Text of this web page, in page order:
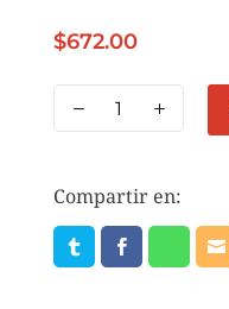
$672.00
MERMELADA
cantidad
Compartir en: